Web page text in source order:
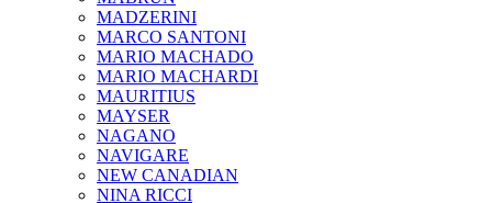
MADZERINI
MARCO SANTONI
MARIO MACHADO
MARIO MACHARDI
MAURITIUS
MAYSER
NAGANO
NAVIGARE
NEW CANADIAN
NINA RICCI